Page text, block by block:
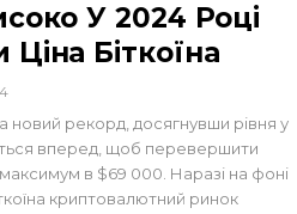
У 2024 Році
Біткоїна
новий рекорд, досягнувши рівня у
вперед, щоб перевершити
в $69 000. Наразі на фоні
криптовалютний ринок